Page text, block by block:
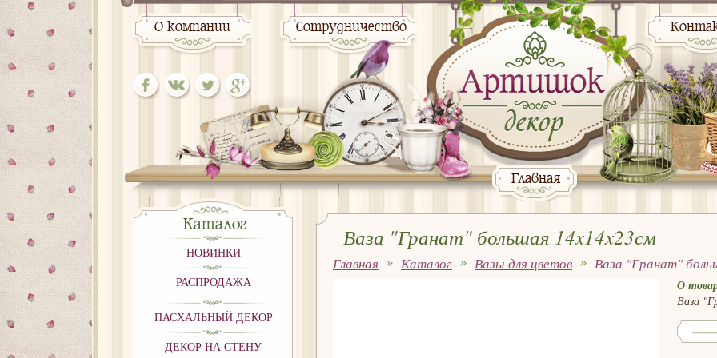
О компании Сотрудничество
Главная
Каталог
НОВИНКИ
РАСПРОДАЖА
ПАСХАЛЬНЫЙ ДЕКОР
ДЕКОР НА СТЕНУ
Ваза "Гранат" большая 14x14x23см
Главная Каталог Вазы для цветов Ваза "Гранат"
О
Ваза